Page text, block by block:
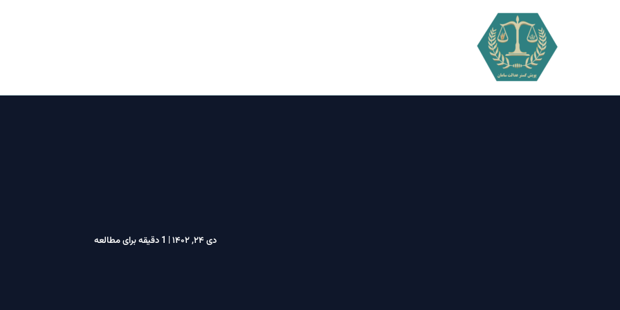
دی ۲۴, ۱۴۰۲ | 1 دقیقه برای مطالعه